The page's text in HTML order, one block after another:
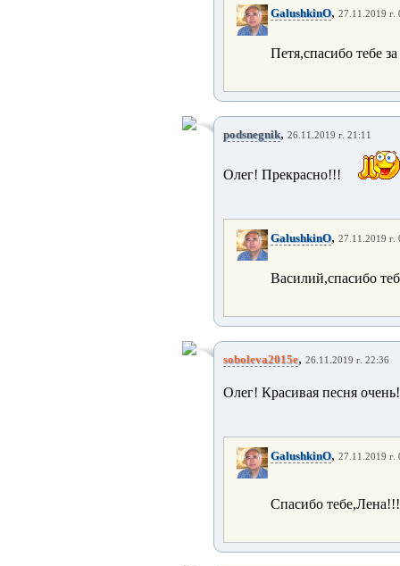
GalushkinO, 27.11.2019 г.
Петя,спасибо тебе
podsnegnik, 26.11.2019 г. 21:11
Олег! Прекрасно!!!
GalushkinO, 27.11.2019 г.
Василий,спасибо
soboleva2015e, 26.11.2019 г. 22:36
Олег! Красивая песня
GalushkinO, 27.11.2019 г.
Спасибо тебе,Лена!!!